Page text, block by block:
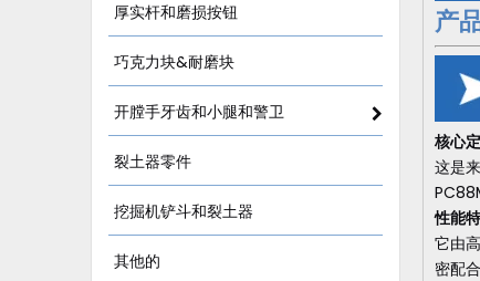
厚实杆和磨损按钮
巧克力块&耐磨块
开膛手牙齿和小腿和警卫
裂土器零件
挖掘机铲斗和裂土器
其他的
产
核心
这是
性能
它由
密配